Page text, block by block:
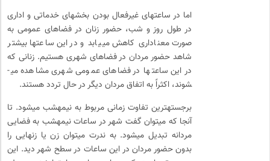
اما در ساعت­های غیرفعال بودن بخش­های خدماتی و اداری
در طول روز و شب، حضور زنان در فضاهای عمومی به
صورت معناداری کاهش می­یابد و در این ساعت­ها بیشتر
شاهد حضور مردان در فضاهای شهری هستیم. زنانی که
در این ساعت­ها در فضاهای عمومی شهری مشاهده می­
شوند، اکثراً به اتفاق مردان دیگر در حال تردد هستند.
برجسته­ترین تفاوت زمانی مربوط به نیمه­شب می­شود. تا
آنجا که می­توان گفت شهر در ساعات نیمه­شب به فضایی
مردانه تبدیل می­شود. به ندرت می­توان زن یا زن­هایی را
بدون حضور مردان در این ساعات در سطح شهر دید. این